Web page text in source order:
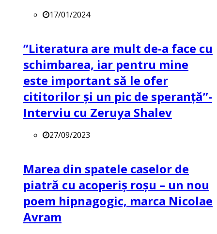
17/01/2024
”Literatura are mult de-a face cu
schimbarea, iar pentru mine
este important să le ofer
cititorilor și un pic de speranță”-
Interviu cu Zeruya Shalev
27/09/2023
Marea din spatele caselor de
piatră cu acoperiș roșu – un nou
poem hipnagogic, marca Nicolae
Avram